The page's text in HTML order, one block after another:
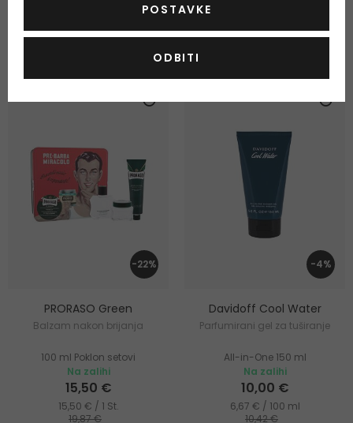
21,00 € / 100 ml
22,67 € / 100 ml
-22%
PRORASO Green
Balzam nakon brijanja
100 ml Poklon setovi
Na zalihi
15,50 €
15,50 € / 1 St.
19,87 €
-4%
Davidoff Cool Water
Parfumirani gel za tuširanje
All-in-One 150 ml
Na zalihi
10,00 €
6,67 € / 100 ml
10,42 €
POSTAVKE
ODBITI